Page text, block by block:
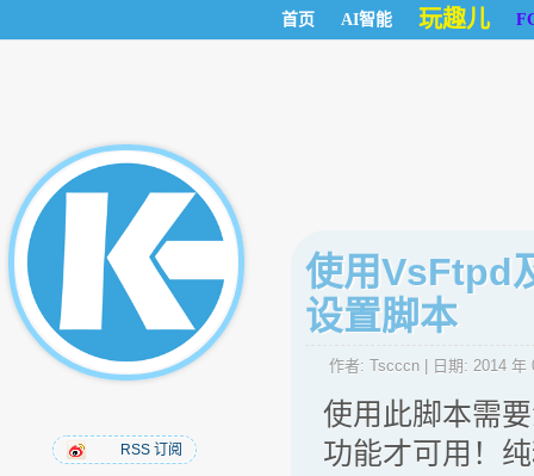
首页 AI智能 玩趣儿
RSS 订阅
使用VsFtpd
设置脚本
作者: Tscccn | 日期: 2014 年
使用此脚本需
功能才可用！